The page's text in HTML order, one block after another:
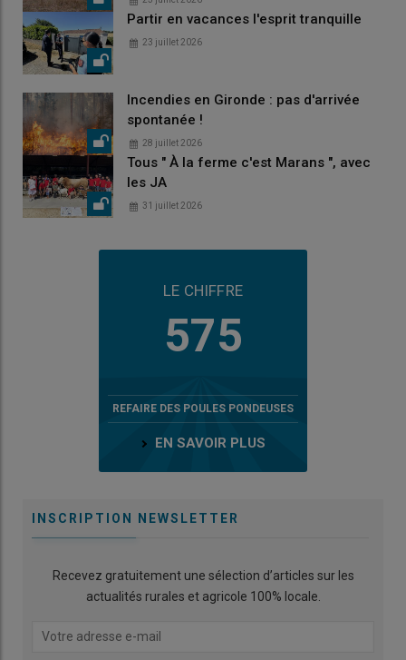
Partir en vacances l'esprit tranquille
23 juillet 2026
Incendies en Gironde : pas d'arrivée
spontanée !
28 juillet 2026
Tous " À la ferme c'est Marans ", avec
les JA
31 juillet 2026
LE CHIFFRE
575
REFAIRE DES POULES PONDEUSES
EN SAVOIR PLUS
INSCRIPTION NEWSLETTER
Recevez gratuitement une sélection d’articles sur les
actualités rurales et agricole 100% locale.